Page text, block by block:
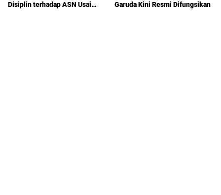
Disiplin terhadap ASN Usai
Garuda Kini Resmi Difungsikan